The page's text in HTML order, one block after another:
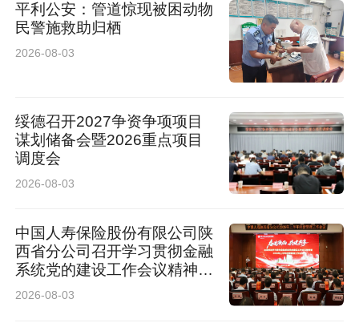
平利公安：管道惊现被困动物
民警施救助归栖
2026-08-03
绥德召开2027争资争项项目
谋划储备会暨2026重点项目
调度会
2026-08-03
中国人寿保险股份有限公司陕
西省分公司召开学习贯彻金融
系统党的建设工作会议精神暨
2026年上半年经营管理工作
2026-08-03